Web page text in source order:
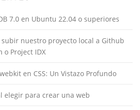
7.0 en Ubuntu 22.04 o superiores
nuestro proyecto local a Github
o Project IDX
en CSS: Un Vistazo Profundo
elegir para crear una web